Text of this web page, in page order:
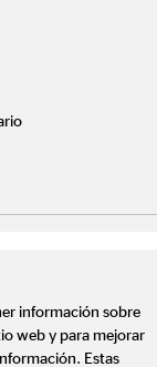
web:
todos los
(en
el “Web de
se puedan
en este
Aviso Legal
del Portal de
o de los
de los
información sobre
web y para mejorar
Estas